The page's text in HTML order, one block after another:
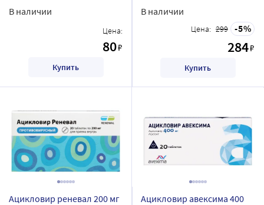
В наличии
Цена:
80₽
Купить
В наличии
Цена: 299 5
284₽
Купить
Ацикловир реневал 200 мг
Ацикловир авексима 400